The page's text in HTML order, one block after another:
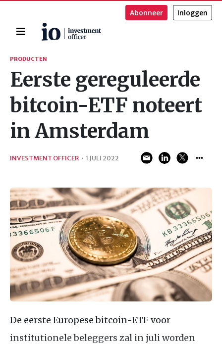
Home
Abonneer Inloggen
Zoeken
PRODUCTEN
Eerste gereguleerde
bitcoin-ETF noteert
in Amsterdam
INVESTMENT OFFICER · 1 JULI 2022
De eerste Europese bitcoin-ETF voor
institutionele beleggers zal in juli worden